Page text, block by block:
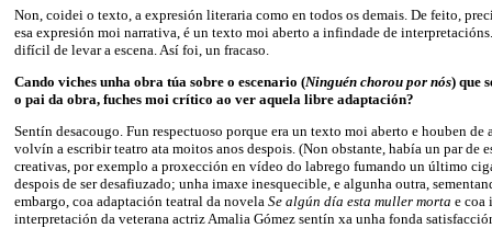
Non, coidei o texto, a expresión literaria como en todos os demais. De feito,
esa expresión moi narrativa, é un texto moi aberto a infindade de
difícil de levar a escena. Así foi, un fracaso.
Cando viches unha obra túa sobre o escenario (Ninguén chorou por nós) que
o pai da obra, fuches moi crítico ao ver aquela libre adaptación?
Sentín desacougo. Fun respectuoso porque era un texto moi aberto e houben de
volvín a escribir teatro ata moitos anos despois. (Non obstante, había un par de
creativas, por exemplo a proxección en vídeo do labrego fumando un último
despois de ser desafiuzado; unha imaxe inesquecible, e algunha outra,
embargo, coa adaptación teatral da novela Se algún día esta muller morta e coa
interpretación da veterana actriz Amalia Gómez sentín xa unha fonda